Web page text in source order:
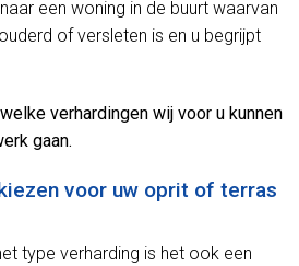
een woning in de buurt waarvan
of versleten is en u begrijpt
verhardingen wij voor u kunnen
gaan.
voor uw oprit of terras
type verharding is het ook een